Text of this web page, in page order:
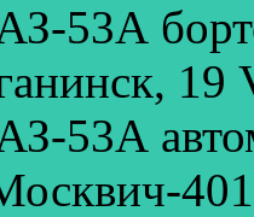
53А
53А
401